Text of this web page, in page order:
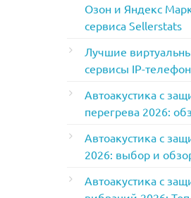
Озон и Яндекс
сервиса Sellerstats
Лучшие
сервисы IP-
Автоакустика с
перегрева 2026:
Автоакустика с
2026: выбор и
Автоакустика с